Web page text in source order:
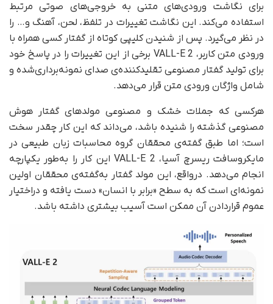
برای نگاشت ورودی‌های متنی به خروجی‌های صوتی مرتبط
استفاده می‌کند. این نگاشت تغییرات در تلفظ، لحن، آهنگ و… را
در نظر می‌گیرد. پس از شنیدن کلیپی کوتاه از گفتار کسی همراه با
ورودی متن کاربر، VALL-E 2 برخی از این تغییرات را در پاسخ خود
برای تولید گفتار مصنوعی تقلید‌کننده‌ی صدای نمونه‌برداری‌شده و
شامل واژگان ورودی متن قرار می‌دهد.
هر‌کسی که جملات خشک و مصنوعی مولدهای گفتار هوش
مصنوعی گذشته را شنیده باشد، می‌داند که این کار چقدر سخت
است؛ اما طبق گفته‌ی محققان گروه محاسبات زبان طبیعی در
مایکروسافت ریسرچ آسیا، VALL-E 2 این کار را به‌طور یکپارچه
انجام می‌دهد. در‌واقع، این مولد گفتار به‌گفته‌ی محققان اولین
نمونه‌ای است که به سطح «برابر با انسان» دست یافته و در‌اختیار
عموم قرار‌دادن آن ممکن است آسیب بیشتری داشته باشد.